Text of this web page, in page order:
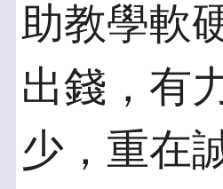
助教學軟
出錢，有
少，重在